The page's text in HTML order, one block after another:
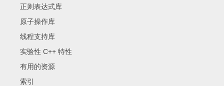
正则表达式库
原子操作库
线程支持库
实验性 C++ 特性
有用的资源
索引